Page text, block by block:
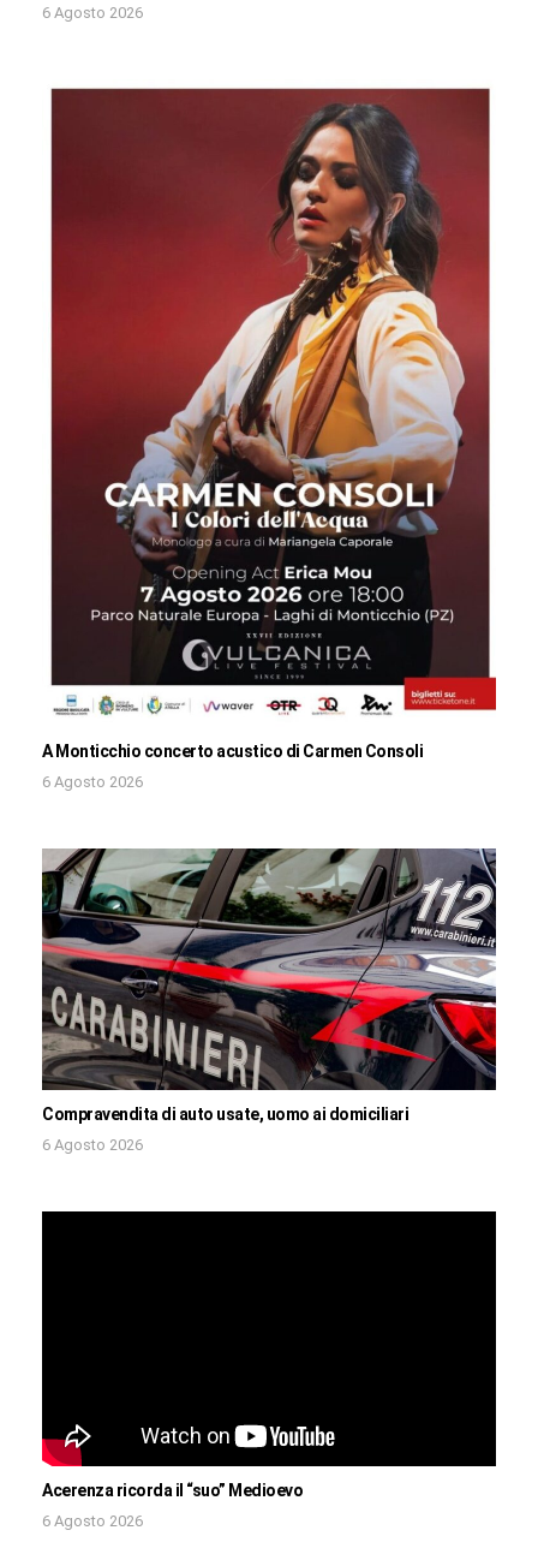
6 Agosto 2026
A Monticchio concerto acustico di Carmen Consoli
6 Agosto 2026
Compravendita di auto usate, uomo ai domiciliari
6 Agosto 2026
Acerenza ricorda il “suo” Medioevo
6 Agosto 2026